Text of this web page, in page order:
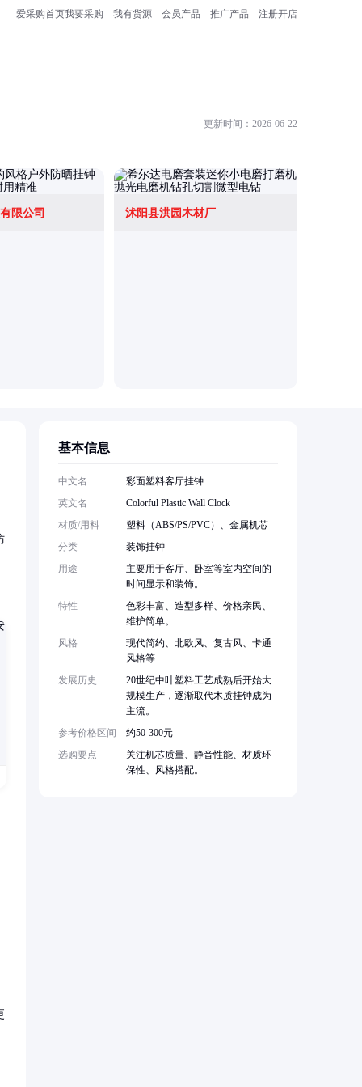
爱采购首页我要采购 我有货源 会员产品 推广产品 注册开店
更新时间：2026-06-22
限公司 沭阳县洪园木材厂
基本信息
中文名
彩面塑料客厅挂钟
英文名
Colorful Plastic Wall Clock
材质/用料
塑料（ABS/PS/PVC）、金属机芯
分类
装饰挂钟
用途
主要用于客厅、卧室等室内空间的
时间显示和装饰。
特性
色彩丰富、造型多样、价格亲民、
维护简单。
风格
现代简约、北欧风、复古风、卡通
风格等
发展历史
20世纪中叶塑料工艺成熟后开始大
规模生产，逐渐取代木质挂钟成为
主流。
参考价格区间
约50-300元
选购要点
关注机芯质量、静音性能、材质环
保性、风格搭配。